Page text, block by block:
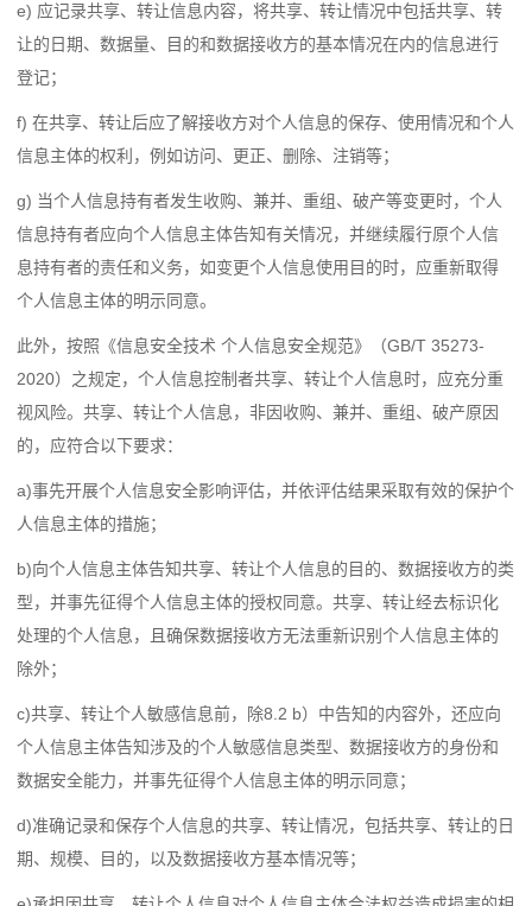
e) 应记录共享、转让信息内容，将共享、转让情况中包括共享、转
让的日期、数据量、目的和数据接收方的基本情况在内的信息进行
登记；
f) 在共享、转让后应了解接收方对个人信息的保存、使用情况和个人
信息主体的权利，例如访问、更正、删除、注销等；
g) 当个人信息持有者发生收购、兼并、重组、破产等变更时，个人
信息持有者应向个人信息主体告知有关情况，并继续履行原个人信
息持有者的责任和义务，如变更个人信息使用目的时，应重新取得
个人信息主体的明示同意。
此外，按照《信息安全技术 个人信息安全规范》（GB/T 35273-
2020）之规定，个人信息控制者共享、转让个人信息时，应充分重
视风险。共享、转让个人信息，非因收购、兼并、重组、破产原因
的，应符合以下要求：
a)事先开展个人信息安全影响评估，并依评估结果采取有效的保护个
人信息主体的措施；
b)向个人信息主体告知共享、转让个人信息的目的、数据接收方的类
型，并事先征得个人信息主体的授权同意。共享、转让经去标识化
处理的个人信息，且确保数据接收方无法重新识别个人信息主体的
除外；
c)共享、转让个人敏感信息前，除8.2 b）中告知的内容外，还应向
个人信息主体告知涉及的个人敏感信息类型、数据接收方的身份和
数据安全能力，并事先征得个人信息主体的明示同意；
d)准确记录和保存个人信息的共享、转让情况，包括共享、转让的日
期、规模、目的，以及数据接收方基本情况等；